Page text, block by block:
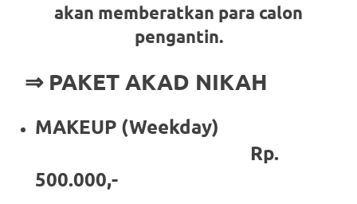
watches.
the
https://www.stockswatches.com
anchor
akan memberatkan para calon
pengantin.
⇒ PAKET AKAD NIKAH
MAKEUP (Weekday)
Rp.
500.000,-